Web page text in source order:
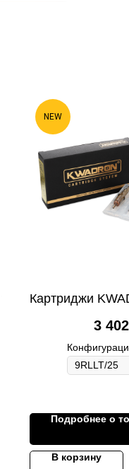
NEW
Картриджи
3 402
Подробнее о
В корзину